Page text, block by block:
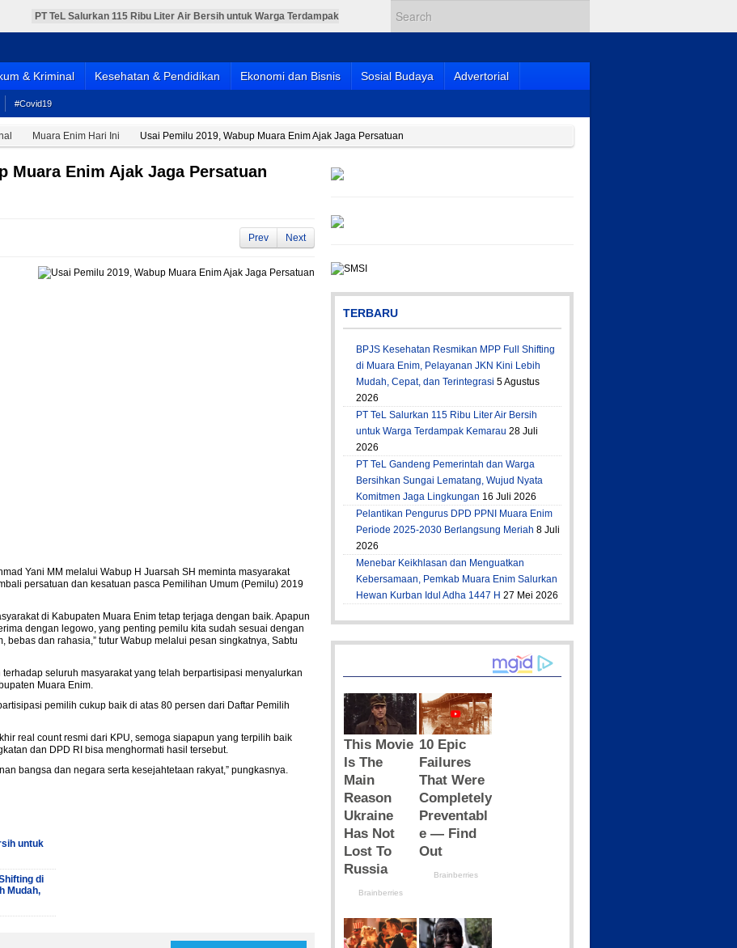
PT TeL Salurkan 115 Ribu Liter Air Bersih untuk Warga Terdampak
Kemarau
Berlangsung Meriah
Menebar Keikhlasan dan Menguatkan Kebersamaan, Pemkab Muara
Enim Salurkan Hewan Kurban Idul Adha 1447 H
& Kriminal Kesehatan & Pendidikan Ekonomi dan Bisnis Sosial Budaya Advertorial
#Covid19
Muara Enim Hari Ini Usai Pemilu 2019, Wabup Muara Enim Ajak Jaga Persatuan
Muara Enim Ajak Jaga Persatuan
Prev Next
Yani MM melalui Wabup H Juarsah SH meminta masyarakat
persatuan dan kesatuan pasca Pemilihan Umum (Pemilu) 2019
di Kabupaten Muara Enim tetap terjaga dengan baik. Apapun
dengan legowo, yang penting pemilu kita sudah sesuai dengan
bebas dan rahasia,” tutur Wabup melalui pesan singkatnya, Sabtu
seluruh masyarakat yang telah berpartisipasi menyalurkan
Muara Enim.
pemilih cukup baik di atas 80 persen dari Daftar Pemilih
real count resmi dari KPU, semoga siapapun yang terpilih baik
dan DPD RI bisa menghormati hasil tersebut.
bangsa dan negara serta kesejahtetaan rakyat,” pungkasnya.
untuk
di
Mudah,
TERBARU
BPJS Kesehatan Resmikan MPP Full Shifting
di Muara Enim, Pelayanan JKN Kini Lebih
Mudah, Cepat, dan Terintegrasi 5 Agustus
2026
PT TeL Salurkan 115 Ribu Liter Air Bersih
untuk Warga Terdampak Kemarau 28 Juli
2026
PT TeL Gandeng Pemerintah dan Warga
Bersihkan Sungai Lematang, Wujud Nyata
Komitmen Jaga Lingkungan 16 Juli 2026
Pelantikan Pengurus DPD PPNI Muara Enim
Periode 2025-2030 Berlangsung Meriah 8 Juli
2026
Menebar Keikhlasan dan Menguatkan
Kebersamaan, Pemkab Muara Enim Salurkan
Hewan Kurban Idul Adha 1447 H 27 Mei 2026